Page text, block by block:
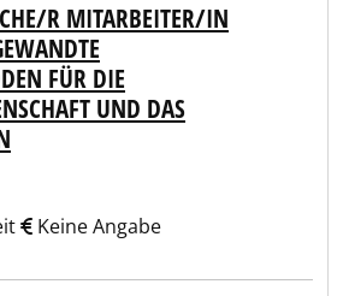
R MITARBEITER/IN
FÜR DIE
UND DAS
Keine Angabe